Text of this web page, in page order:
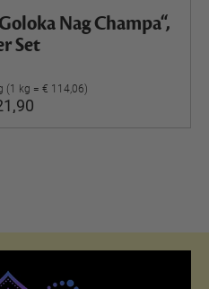
Nag Champa“,
Set
(1 kg = € 114,06)